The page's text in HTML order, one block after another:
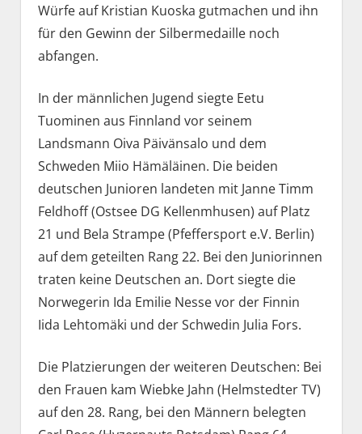
Würfe auf Kristian Kuoska gutmachen und ihn
für den Gewinn der Silbermedaille noch
abfangen.
In der männlichen Jugend siegte Eetu
Tuominen aus Finnland vor seinem
Landsmann Oiva Päivänsalo und dem
Schweden Miio Hämäläinen. Die beiden
deutschen Junioren landeten mit Janne Timm
Feldhoff (Ostsee DG Kellenmhusen) auf Platz
21 und Bela Strampe (Pfeffersport e.V. Berlin)
auf dem geteilten Rang 22. Bei den Juniorinnen
traten keine Deutschen an. Dort siegte die
Norwegerin Ida Emilie Nesse vor der Finnin
Iida Lehtomäki und der Schwedin Julia Fors.
Die Platzierungen der weiteren Deutschen: Bei
den Frauen kam Wiebke Jahn (Helmstedter TV)
auf den 28. Rang, bei den Männern belegten